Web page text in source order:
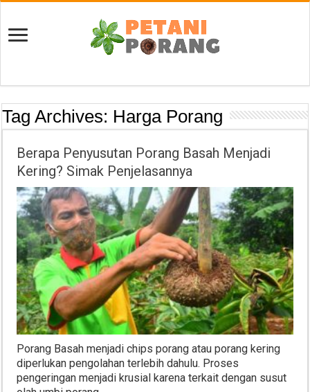
Tag Archives: Harga Porang
Berapa Penyusutan Porang Basah Menjadi
Kering? Simak Penjelasannya
Porang Basah menjadi chips porang atau porang kering
diperlukan pengolahan terlebih dahulu. Proses
pengeringan menjadi krusial karena terkait dengan susut